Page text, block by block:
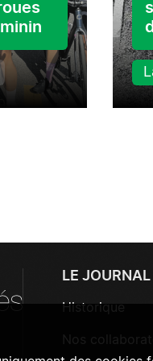
LE JOURNAL
Historique